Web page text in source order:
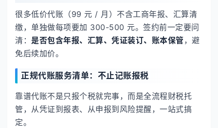
很多低价代账（99 元 / 月）不含工商年报、汇算清
缴，单独做每项要加 300-500 元。签约前一定要问
清： 是否包含年报、汇算、凭证装订、账本保管，避
免后续加价。
正规代账服务清单：不止记账报税
靠谱代账不是只报个税就完事，而是全流程财税托
管，从凭证到报表、从申报到风险提醒，一站式搞
定。